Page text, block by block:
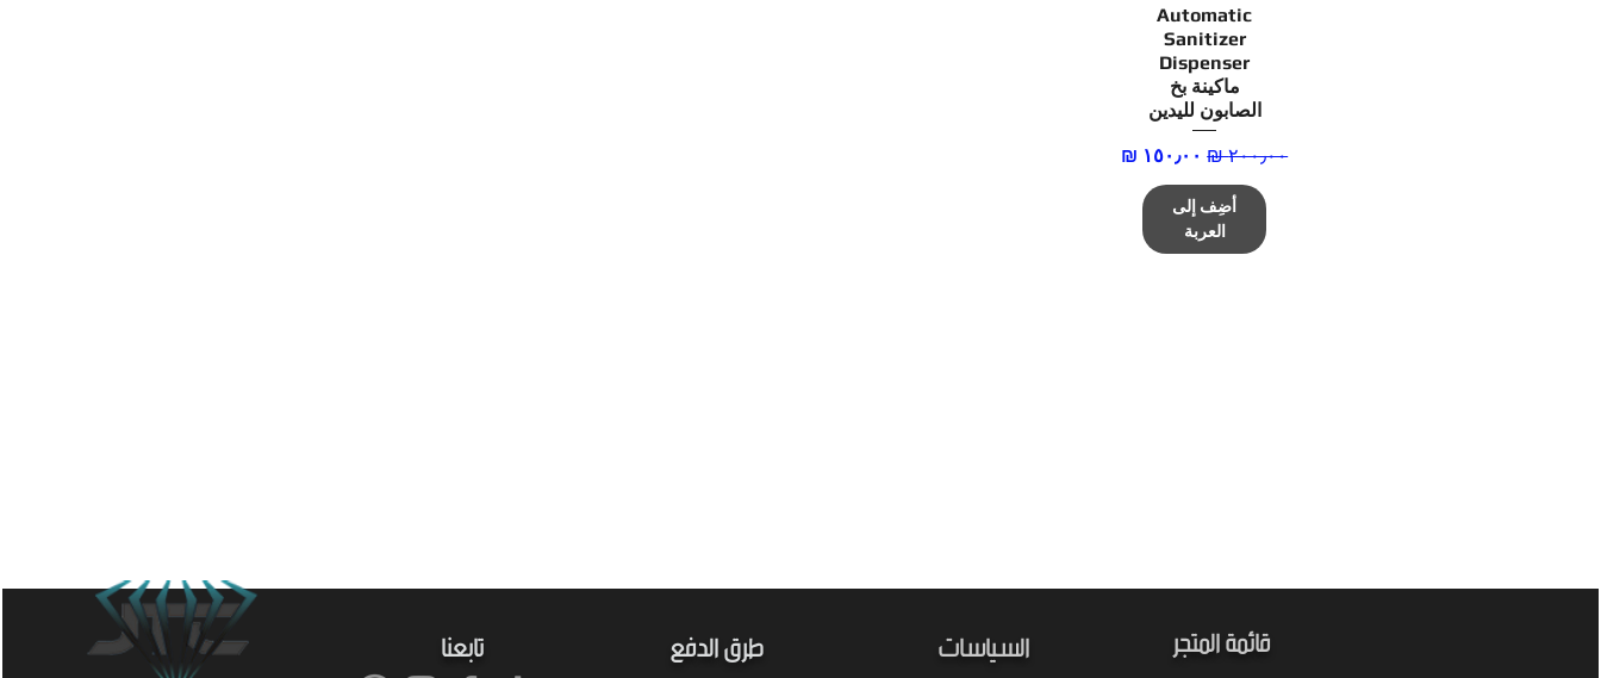
العرض السريع
Automatic
Sanitizer
Dispenser
ماكينة بخ
الصابون لليدين
سعر عادي‏٢٠٠٫٠٠ ₪ سعر البيع
أضِف إلى
العربة
تابعنا طرق الدفع السياسات قائمة المتجر